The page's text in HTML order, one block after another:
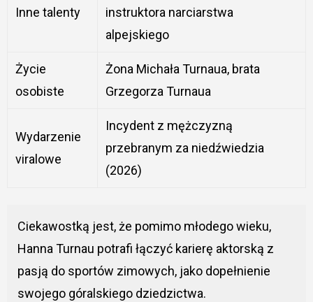
Inne talenty
instruktora narciarstwa
alpejskiego
Życie
osobiste
Żona Michała Turnaua, brata
Grzegorza Turnaua
Wydarzenie
viralowe
Incydent z mężczyzną
przebranym za niedźwiedzia
(2026)
Ciekawostką jest, że pomimo młodego wieku,
Hanna Turnau potrafi łączyć karierę aktorską z
pasją do sportów zimowych, jako dopełnienie
swojego góralskiego dziedzictwa.